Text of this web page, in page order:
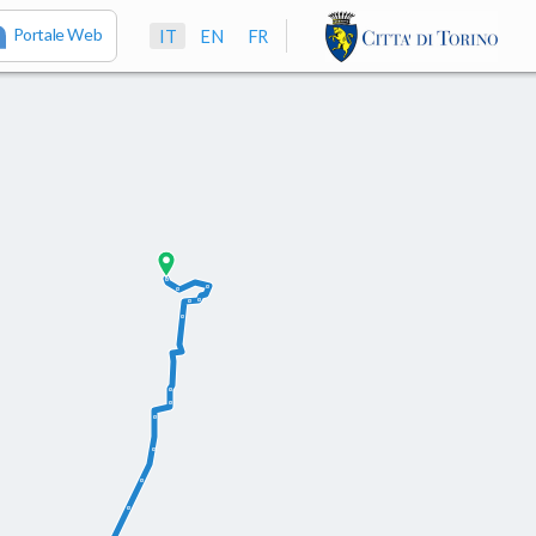
Portale Web IT EN FR